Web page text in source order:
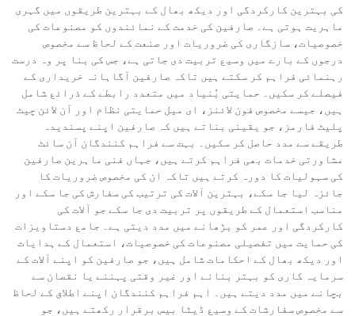
کی بہترین کارکردگی اور دیکھ بھال کے بہترین طریقوں میں گہری
ماہریت ہوتی ہے۔ صارفین کی خدمت کے نمائندوں کو مصنوعات کی
خصوصیات، سازگاری کی ضروریات اور صنعت کے لحاظ سے مخصوص
درجوں کے بارے میں وسیع تربیت دی جاتی ہے، جس کی بنا پر وہ درست
رہنمائی فراہم کر سکتے ہیں تاکہ صارفین آگاہانہ خریداری کے
فیصلے کر سکیں۔ حمایتی بُنیاد میں متعدد رابطے کے ذرائع شامل
ہیں، جیسے مخصوص فون لائنز، ای میل حمایتی نظام اور آن لائن چیٹ
پلیٹ فارمز، جو یقینی بناتے ہیں کہ صارفین اپنے پسندیدہ
طریقے سے مدد حاصل کر سکیں۔ بہت سے فراہم کنندگان آن سائٹ
مشاورتی خدمات بھی فراہم کرتے ہیں، جہاں فنی ماہرین صارفین
کی سہولیات کا دورہ کرتے ہیں تاکہ ان کی مخصوص ضروریات کا
جائزہ لیا جا سکے، بہترین آلات کی ترتیب کی سفارش کی جا سکے اور
مناسب استعمال کے طریقوں پر تربیت دی جا سکے جو آلات کی
کارکردگی اور عمر کو بڑھانے میں مدد دیتی ہے۔ جامع دستاویزات
کی حمایت میں تفصیلی مصنوعات کی خصوصیات، استعمال کے ہدایات
اور دیکھ بھال کے احکامات شامل ہیں، جو صارفین کو اپنے آلات کے
سرمایہ کاری کو بہتر بنانے اور غیر وقتی پہننے یا نقصان سے
بچانے میں مدد دیتے ہیں۔ اہم فراہم کنندگان اپنے اطلاق کے لحاظ
سے مخصوص سفارشات کے وسیع ڈیٹا بیس برقرار رکھتے ہیں، جو